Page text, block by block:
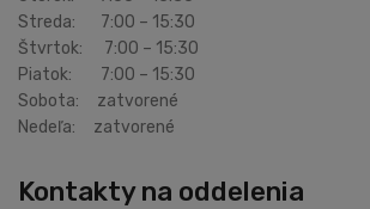
Streda: 7:00 – 15:30
Štvrtok: 7:00 – 15:30
Piatok: 7:00 – 15:30
Sobota: zatvorené
Nedeľa: zatvorené
Kontakty na oddelenia